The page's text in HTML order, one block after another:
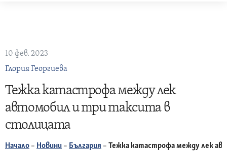
10 фев. 2023
Глория Георгиева
Тежка катастрофа между лек
автомобил и три таксита в
столицата
Начало – Новини – България – Тежка катастрофа между лек